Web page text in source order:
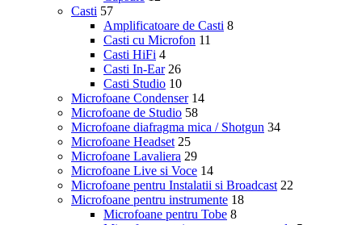
Casti 57
Amplificatoare de Casti 8
Casti cu Microfon 11
Casti HiFi 4
Casti In-Ear 26
Casti Studio 10
Microfoane Condenser 14
Microfoane de Studio 58
Microfoane diafragma mica / Shotgun 34
Microfoane Headset 25
Microfoane Lavaliera 29
Microfoane Live si Voce 14
Microfoane pentru Instalatii si Broadcast 22
Microfoane pentru instrumente 18
Microfoane pentru Tobe 8